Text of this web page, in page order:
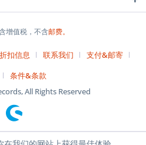
增值税，不含邮费。
扣信息 联系我们
支付&邮寄
条件&条款
All Rights Reserved